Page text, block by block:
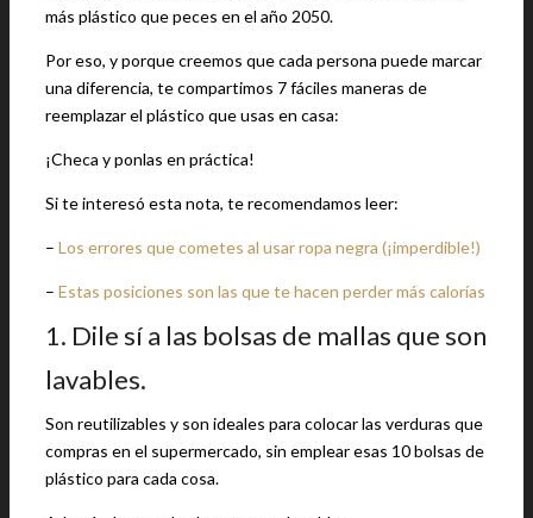
más plástico que peces en el año 2050.
Por eso, y porque creemos que cada persona puede marcar
una diferencia, te compartimos 7 fáciles maneras de
reemplazar el plástico que usas en casa:
¡Checa y ponlas en práctica!
Si te interesó esta nota, te recomendamos leer:
– Los errores que cometes al usar ropa negra (¡imperdible!)
– Estas posiciones son las que te hacen perder más calorías
1. Dile sí a las bolsas de mallas que son
lavables.
Son reutilizables y son ideales para colocar las verduras que
compras en el supermercado, sin emplear esas 10 bolsas de
plástico para cada cosa.